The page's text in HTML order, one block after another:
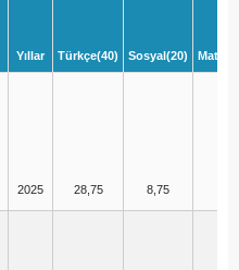
Yıllar Türkçe(40) Sosyal(20)
2025 28,75 8,75